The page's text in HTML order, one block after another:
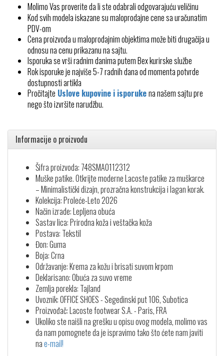
Molimo Vas proverite da li ste odabrali odgovarajuću veličinu
Kod svih modela iskazane su maloprodajne cene sa uračunatim
PDV-om
Cena proizvoda u maloprodajnim objektima može biti drugačija u
odnosu na cenu prikazanu na sajtu.
Isporuka se vrši radnim danima putem Bex kurirske službe
Rok isporuke je najviše 5-7 radnih dana od momenta potvrde
dostupnosti artikla
Pročitajte Uslove kupovine i isporukena našem sajtu pre
nego što izvršite narudžbu.
Informacije o proizvodu
Šifra proizvoda: 748SMA0112312
Muške patike. Otkrijte moderne Lacoste patike za muškarce
– Minimalistički dizajn, prozračna konstrukcija i lagan korak.
Kolekcija: Proleće-Leto 2026
Način izrade: Lepljena obuća
Sastav lica: Prirodna koža i veštačka koža
Postava: Tekstil
Đon: Guma
Boja: Crna
Održavanje: Krema za kožu i brisati suvom krpom
Deklarisano: Obuća za suvo vreme
Zemlja porekla: Tajland
Uvoznik: OFFICE SHOES - Segedinski put 106, Subotica
Proizvođač: Lacoste footwear S.A. - Paris, FRA
Ukoliko ste naišli na grešku u opisu ovog modela, molimo vas
da nam pomognete da je ispravimo tako što ćete nam javiti
nae-mail!